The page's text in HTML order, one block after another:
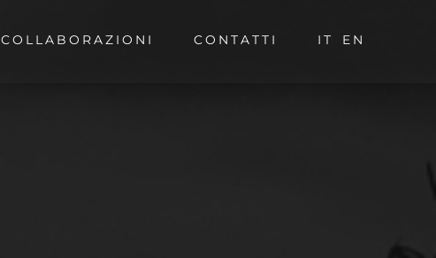
COLLABORAZIONI CONTATTI IT EN